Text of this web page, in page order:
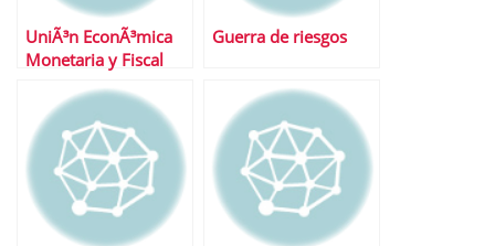
UniÃ³n EconÃ³mica
Monetaria y Fiscal
Guerra de riesgos